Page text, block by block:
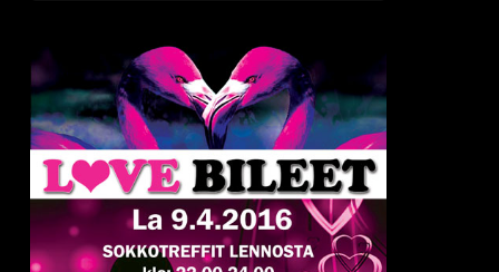
LOVE
BILEET
Oulun
Amarillossa
la
09.04.